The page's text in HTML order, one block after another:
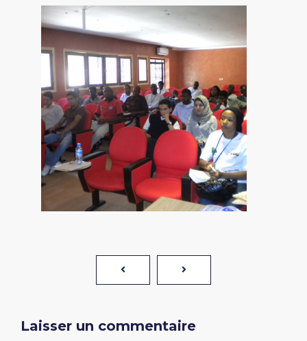
Laisser un commentaire